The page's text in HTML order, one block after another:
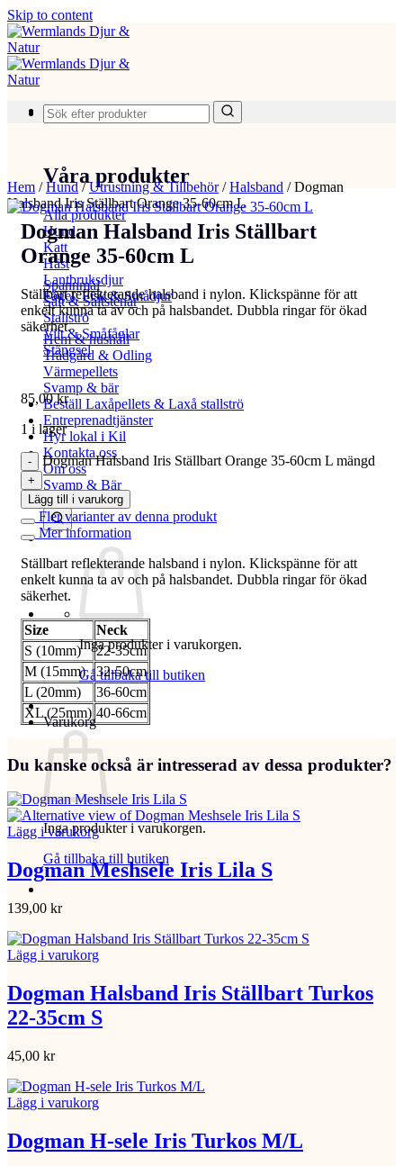
Skip to content
Produkter
Våra produkter
Alla produkter
Hund
Katt
Häst
Lantbruksdjur
Fågel, Fisk & Smådjur
Spannmål
Salt & Saltstenar
Stallströ
Vilt & Småfåglar
Stängsel
Hem & hushåll
Trädgård & Odling
Värmepellets
Svamp & bär
Beställ Laxåpellets & Laxå stallströ
Entreprenadtjänster
Hyr lokal i Kil
Kontakta oss
Om oss
Svamp & Bär
Inga produkter i varukorgen.
Gå tillbaka till butiken
Varukorg
Inga produkter i varukorgen.
Gå tillbaka till butiken
Hem /Hund/Utrustning & Tillbehör/Halsband /Dogman
Halsband Iris Ställbart Orange 35-60cm L
Dogman Halsband Iris Ställbart
Orange 35-60cm L
Ställbart reflekterande halsband i nylon. Klickspänne för att
enkelt kunna ta av och på halsbandet. Dubbla ringar för ökad
säkerhet.
85,00kr
1 i lager
Dogman Halsband Iris Ställbart Orange 35-60cm L mängd
Lägg till i varukorg
Fler varianter av denna produkt
Mer information
Ställbart reflekterande halsband i nylon. Klickspänne för att
enkelt kunna ta av och på halsbandet. Dubbla ringar för ökad
säkerhet.
Size
Neck
S (10mm)
22-35cm
M (15mm)
32-50cm
L (20mm)
36-60cm
XL (25mm) 40-66cm
Du kanske också är intresserad av dessa produkter?
Lägg i varukorg
Dogman Meshsele Iris Lila S
139,00 kr
Lägg i varukorg
Dogman Halsband Iris Ställbart Turkos
22-35cm S
45,00 kr
Lägg i varukorg
Dogman H-sele Iris Turkos M/L